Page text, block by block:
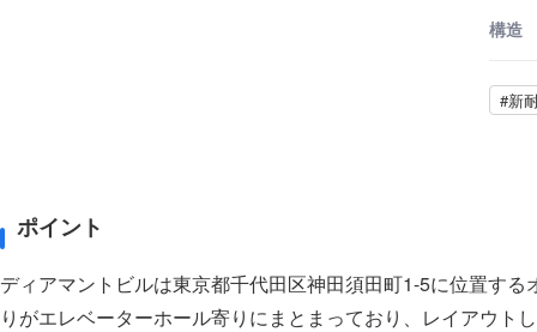
構造
#新
ポイント
ディアマントビルは東京都千代田区神田須田町1-5に位置す
りがエレベーターホール寄りにまとまっており、レイアウ